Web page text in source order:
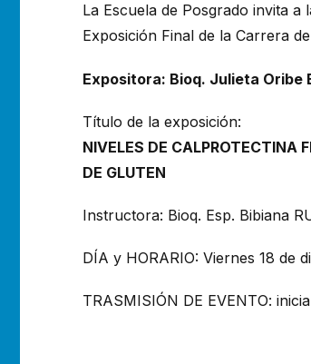
La Escuela de Posgrado invita
Exposición Final de la Carrera
Expositora: Bioq. Julieta Oribe
Título de la exposición:
NIVELES DE CALPROTECTINA
DE GLUTEN
Instructora: Bioq. Esp. Bibiana
DÍA y HORARIO: Viernes 18 de
TRASMISIÓN DE EVENTO: